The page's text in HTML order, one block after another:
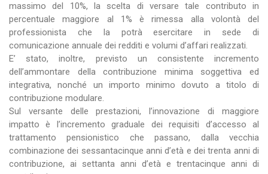
massimo del 10%, la scelta di versare tale contributo in
percentuale maggiore al 1% è rimessa alla volontà del
professionista che la potrà esercitare in sede di
comunicazione annuale dei redditi e volumi d’affari realizzati.
E’ stato, inoltre, previsto un consistente incremento
dell’ammontare della contribuzione minima soggettiva ed
integrativa, nonché un importo minimo dovuto a titolo di
contribuzione modulare.
Sul versante delle prestazioni, l’innovazione di maggiore
impatto è l’incremento graduale dei requisiti d’accesso al
trattamento pensionistico che passano, dalla vecchia
combinazione dei sessantacinque anni d’età e dei trenta anni di
contribuzione, ai settanta anni d’età e trentacinque anni di